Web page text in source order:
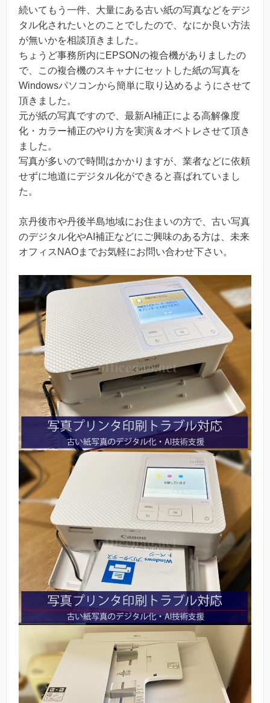
続いてもう一件、大量にある古い紙の写真などをデジ
タル化されたいとのことでしたので、なにか良い方法
が無いかを相談頂きました。
ちょうど事務所内にEPSONの複合機がありましたの
で、この複合機のスキャナにセットした紙の写真を
Windowsパソコンから簡単に取り込めるようにさせて
頂きました。
元が紙の写真ですので、最新AI補正による高解像度
化・カラー補正のやり方を実演＆オペトレさせて頂き
ました。
写真が多いので時間はかかりますが、業者などに依頼
せずに地道にデジタル化ができると喜ばれていまし
た。
京丹後市や丹後半島地域にお住まいの方で、古い写真
のデジタル化やAI補正などにご興味のある方は、未来
オフィスNAOまでお気軽にお問い合わせ下さい。